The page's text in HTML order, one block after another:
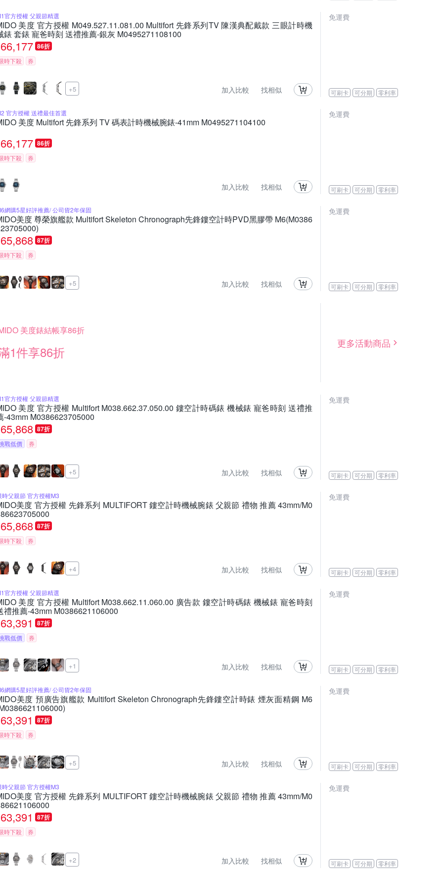
官方授權 父親節精選
美度 官方授權 M049.527.11.081.00 Multifort 先鋒系列TV 陳漢典配戴款 三眼計時機
錶 套錶 寵爸時刻 送禮推薦-銀灰 M0495271108100
66,177 86折
時下殺 券
+5 加入比較 找相似
免運費
可刷卡 可分期 零利率
官方授權 送禮最佳首選
美度 Multifort 先鋒系列 TV 碼表計時機械腕錶-41mm M0495271104100
66,177 86折
時下殺 券
加入比較 找相似
免運費
可刷卡 可分期 零利率
網購5星好評推薦/ 公司貨2年保固
美度 尊榮旗艦款 Multifort Skeleton Chronograph先鋒鏤空計時PVD黑膠帶 M6(M0386
65,868 87折
時下殺 券
+5 加入比較 找相似
免運費
可刷卡 可分期 零利率
美度錶結帳享86折
1件享86折
更多活動商品
官方授權 父親節精選
美度 官方授權 Multifort M038.662.37.050.00 鏤空計時碼錶 機械錶 寵爸時刻 送禮推
-43mm M0386623705000
65,868 87折
戰低價 券
+5 加入比較 找相似
免運費
可刷卡 可分期 零利率
時父親節 官方授權M3
美度 官方授權 先鋒系列 MULTIFORT 鏤空計時機械腕錶 父親節 禮物 推薦 43mm/M0
65,868 87折
時下殺 券
+4 加入比較 找相似
免運費
可刷卡 可分期 零利率
官方授權 父親節精選
美度 官方授權 Multifort M038.662.11.060.00 廣告款 鏤空計時碼錶 機械錶 寵爸時刻
禮推薦-43mm M0386621106000
63,391 87折
戰低價 券
+1 加入比較 找相似
免運費
可刷卡 可分期 零利率
網購5星好評推薦/ 公司貨2年保固
美度 預廣告旗艦款 Multifort Skeleton Chronograph先鋒鏤空計時錶 煙灰面精鋼 M6
63,391 87折
時下殺 券
+5 加入比較 找相似
免運費
可刷卡 可分期 零利率
時父親節 官方授權M3
美度 官方授權 先鋒系列 MULTIFORT 鏤空計時機械腕錶 父親節 禮物 推薦 43mm/M0
63,391 87折
時下殺 券
+2 加入比較 找相似
免運費
可刷卡 可分期 零利率